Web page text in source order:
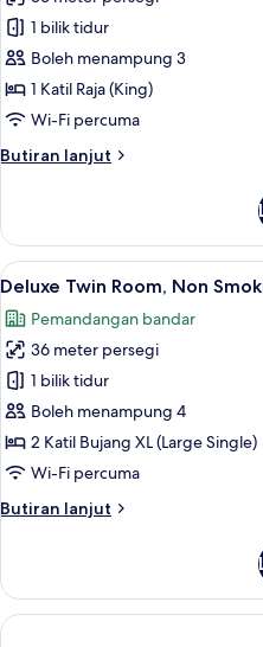
Deluxe
Double
Room,
Non
Smoking
(Plus)
1 bilik tidur
Boleh menampung 3
1 Katil Raja (King)
Wi-Fi percuma
Butiran lanjut
Butiran
Double
Room,
Non
(Plus)
Lihat
semua
foto
untuk
Deluxe
Twin
Room,
Non
Smoking
(Plus)
7
Deluxe Twin Room, Non
Pemandangan bandar
36 meter persegi
1 bilik tidur
Boleh menampung 4
2 Katil Bujang XL (Large Single)
Wi-Fi percuma
Butiran lanjut
Butiran
Twin
Room,
Non